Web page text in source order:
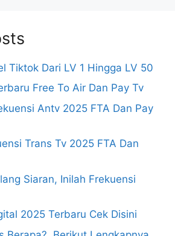
Tiktok Dari LV 1 Hingga LV 50
Free To Air Dan Pay Tv
Antv 2025 FTA Dan Pay
Trans Tv 2025 FTA Dan
Siaran, Inilah Frekuensi
2025 Terbaru Cek Disini